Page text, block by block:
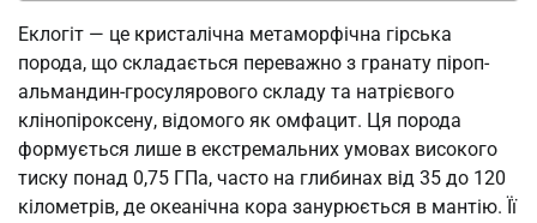
Еклогіт — це кристалічна метаморфічна гірська
порода, що складається переважно з гранату піроп-
альмандин-гросулярового складу та натрієвого
клінопіроксену, відомого як омфацит. Ця порода
формується лише в екстремальних умовах високого
тиску понад 0,75 ГПа, часто на глибинах від 35 до 120
кілометрів, де океанічна кора занурюється в мантію. Її